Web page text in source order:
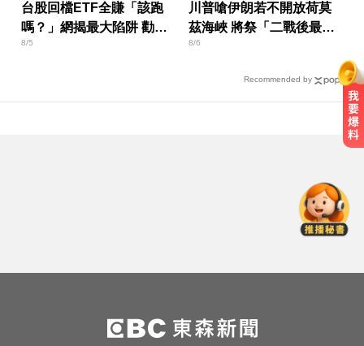
台股回檔ETF全賺「該跑
嗎？」網揭最大陷阱 勸調
節1類股
8/5
川普嗆伊朗若不開放荷莫
茲海峽 將祭「二戰後最大
攻擊」
8/6
Recommended by
「玉山人壽」
出國回台發燒狂拉！男竟罹傷寒 醫
示警：恐爆敗血症